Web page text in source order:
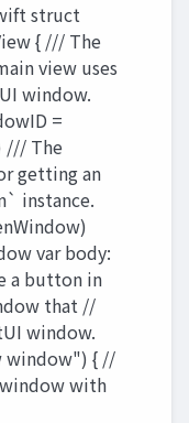
struct
{ /// The
view uses
window.
=
/// The
getting an
instance.
var body:
a button in
that //
window.
window") { //
with